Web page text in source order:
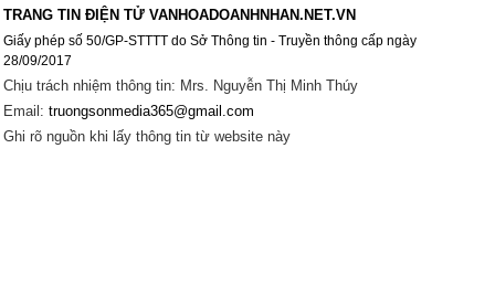
TRANG TIN ĐIỆN TỬ VANHOADOANHNHAN.NET.VN
Giấy phép số 50/GP-STTTT do Sở Thông tin - Truyền thông cấp ngày
28/09/2017
Chịu trách nhiệm thông tin: Mrs. Nguyễn Thị Minh Thúy
Email: truongsonmedia365@gmail.com
Ghi rõ nguồn khi lấy thông tin từ website này